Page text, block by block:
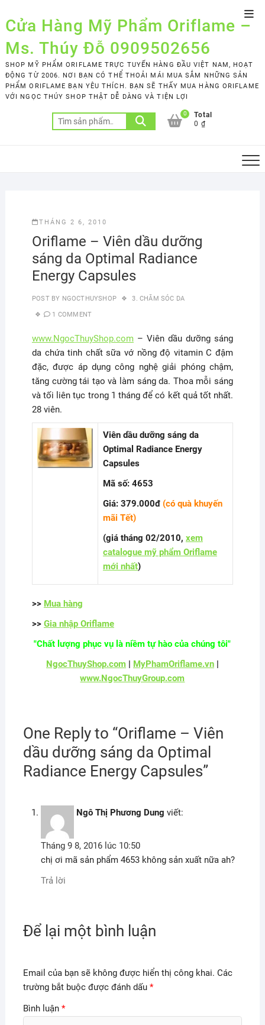
to
content
Cửa Hàng Mỹ Phẩm Oriflame –
Ms. Thúy Đỗ 0909502656
SHOP MỸ PHẨM ORIFLAME TRỰC TUYẾN HÀNG ĐẦU VIỆT NAM, HOẠT
ĐỘNG TỪ 2006. NƠI BẠN CÓ THỂ THOẢI MÁI MUA SẮM NHỮNG SẢN
PHẨM ORIFLAME BẠN YÊU THÍCH. BẠN SẼ THẤY MUA HÀNG ORIFLAME
VỚI NGỌC THÚY SHOP THẬT DỄ DÀNG VÀ TIỆN LỢI
Tìm
kiếm:
0
Total
0 ₫
THÁNG 2 6, 2010
Oriflame – Viên dầu dưỡng
sáng da Optimal Radiance
Energy Capsules
POST BY NGOCTHUYSHOP 3. CHĂM SÓC DA
1 COMMENT
www.NgocThuyShop.com– Viên dầu dưỡng sáng
da chứa tinh chất sữa vớ nồng độ vitamin C đậm
đặc, được áp dụng công nghệ giải phóng chậm,
tăng cường tái tạo và làm sáng da. Thoa mỗi sáng
và tối liên tục trong 1 tháng để có kết quả tốt nhất.
28 viên.
Viên dầu dưỡng sáng da
Optimal Radiance Energy
Capsules
Mã số: 4653
Giá: 379.000đ (có quà khuyến
mãi Tết)
(giá tháng 02/2010, xem
catalogue mỹ phẩm Oriflame
mới nhất)
>> Mua hàng
>> Gia nhập Oriflame
"Chất lượng phục vụ là niềm tự hào của chúng tôi"
NgocThuyShop.com| MyPhamOriflame.vn|
www.NgocThuyGroup.com
One Reply to “Oriflame – Viên
dầu dưỡng sáng da Optimal
Radiance Energy Capsules”
Ngô Thị Phương Dung viết:
Tháng 9 8, 2016 lúc 10:50
chị ơi mã sản phẩm 4653 không sản xuất nữa ah?
Trả lời
Để lại một bình luận
Email của bạn sẽ không được hiển thị công khai. Các
trường bắt buộc được đánh dấu *
Bình luận *